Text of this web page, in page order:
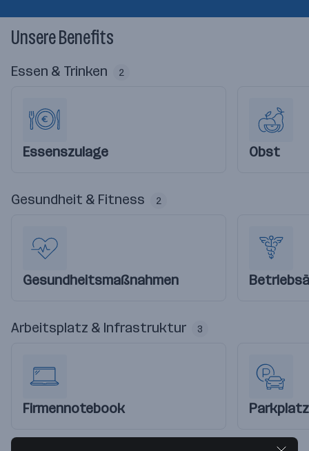
Unsere Benefits
Essen & Trinken 2
Essenszulage Obst
Gesundheit & Fitness 2
Gesundheitsmaßnahmen
Arbeitsplatz & Infrastruktur 3
Firmennotebook Parkplatz